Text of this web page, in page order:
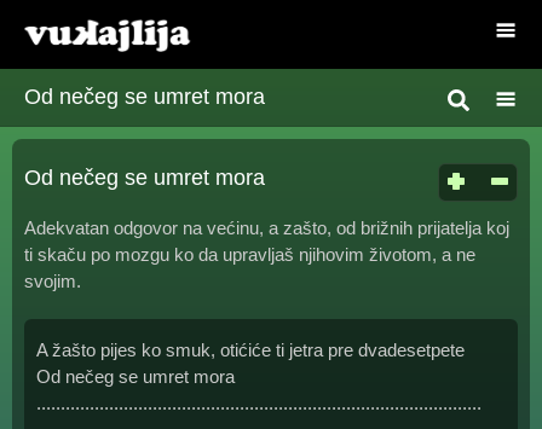
Od nečeg se umret mora
Od nečeg se umret mora
Adekvatan odgovor na većinu, a zašto, od brižnih prijatelja koj
ti skaču po mozgu ko da upravljaš njihovim životom, a ne
svojim.
A žašto pijes ko smuk, otićiće ti jetra pre dvadesetpete
Od nečeg se umret mora
............................................................................................